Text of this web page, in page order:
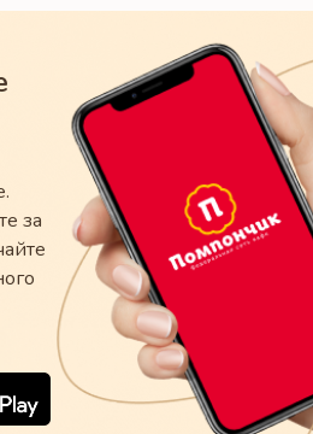
за